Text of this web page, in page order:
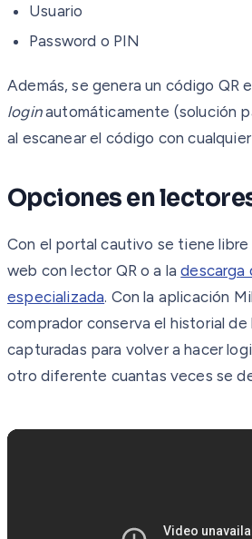
Usuario
Password o PIN
Además, se genera un código QR
loginautomáticamente (solución
al escanear el código con
Opciones en
Con el portal cautivo se tiene libre
web con lector QR o a ladescarga
especializada. Con la aplicación
comprador conserva el historial de
capturadas para volver a hacer
otro diferente cuantas veces se